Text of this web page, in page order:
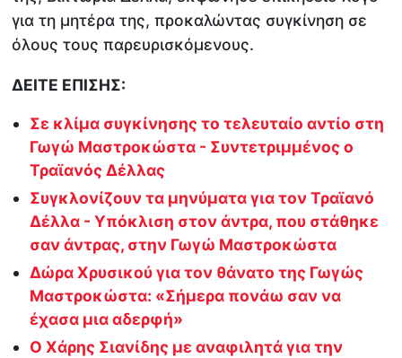
για τη μητέρα της, προκαλώντας συγκίνηση σε
όλους τους παρευρισκόμενους.
ΔΕΙΤΕ ΕΠΙΣΗΣ:
Σε κλίμα συγκίνησης το τελευταίο αντίο στη
Γωγώ Μαστροκώστα - Συντετριμμένος ο
Τραϊανός Δέλλας
Συγκλονίζουν τα μηνύματα για τον Τραϊανό
Δέλλα - Υπόκλιση στον άντρα, που στάθηκε
σαν άντρας, στην Γωγώ Μαστροκώστα
Δώρα Χρυσικού για τον θάνατο της Γωγώς
Μαστροκώστα: «Σήμερα πονάω σαν να
έχασα μια αδερφή»
Ο Χάρης Σιανίδης με αναφιλητά για την